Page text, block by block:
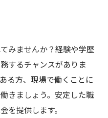
みませんか？経験や学歴
するチャンスがありま
る方、現場で働くことに
きましょう。安定した職
を提供します。